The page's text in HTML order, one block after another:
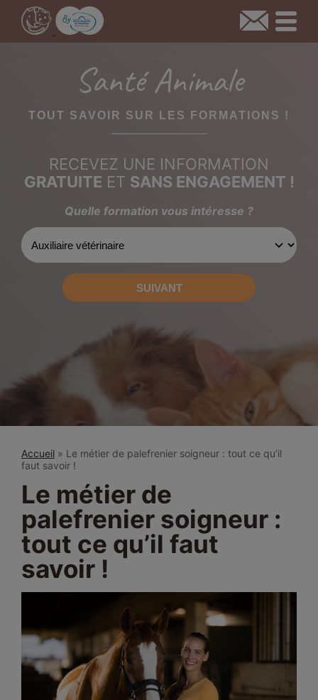
Santé Animale
TOUT SAVOIR SUR LES FORMATIONS !
RECEVEZ UNE INFORMATION
GRATUITE ET SANS ENGAGEMENT !
Quelle formation vous intéresse ?
Accueil » Le métier de palefrenier soigneur : tout ce qu’il
faut savoir !
Le métier de
palefrenier soigneur :
tout ce qu’il faut
savoir !